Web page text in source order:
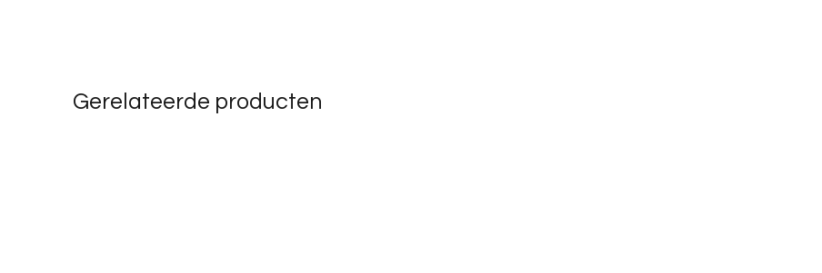
Gerelateerde producten